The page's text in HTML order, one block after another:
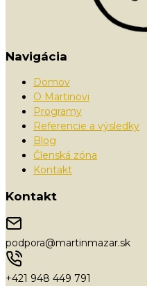
Navigácia
Domov
O Martinovi
Programy
Referencie a výsledky
Blog
Členská zóna
Kontakt
Kontakt
podpora@martinmazar.sk
+421 948 449 791